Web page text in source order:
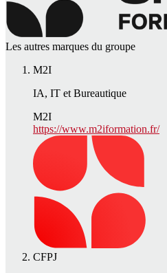
Les autres marques du groupe
M2I
IA, IT et Bureautique
M2I
https://www.m2iformation.fr/
CFPJ